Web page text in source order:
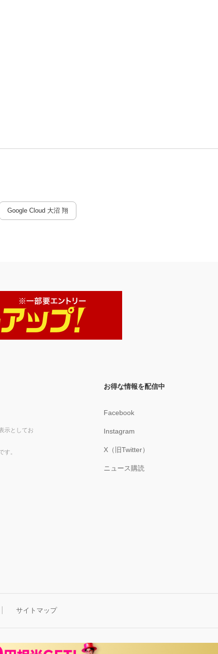
Google Cloud 大沼 翔
示としてお
す。
お得な情報を配信中
Facebook
Instagram
X（旧Twitter）
ニュース購読
サイトマップ